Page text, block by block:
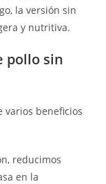
la versión sin
y nutritiva.
pollo sin
varios beneficios
reducimos
en la